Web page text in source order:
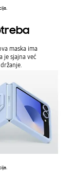
maska ima
je sjajna već